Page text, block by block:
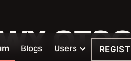
Blogs Users